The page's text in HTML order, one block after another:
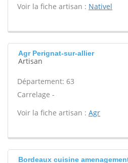
Voir la fiche artisan : Nativel
Agr Perignat-sur-allier
Artisan
Département: 63
Carrelage -
Voir la fiche artisan : Agr
Bordeaux cuisine